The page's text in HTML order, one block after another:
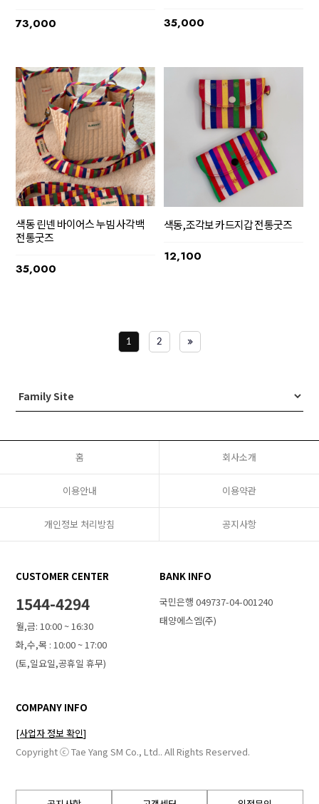
73,000 35,000
색동 린넨 바이어스 누빔 사각백
전통굿즈
35,000
색동,조각보 카드지갑 전통굿즈
12,100
1 2
홈 회사소개
이용안내 이용약관
개인정보 처리방침 공지사항
CUSTOMER CENTER
1544-4294
월,금: 10:00 ~ 16:30
화,수,목 : 10:00 ~ 17:00
(토,일요일,공휴일 휴무)
BANK INFO
국민은행 049737-04-001240
태양에스엠(주)
COMPANY INFO
[사업자 정보 확인]
Copyright ⓒ Tae Yang SM Co., Ltd.. All Rights Reserved.